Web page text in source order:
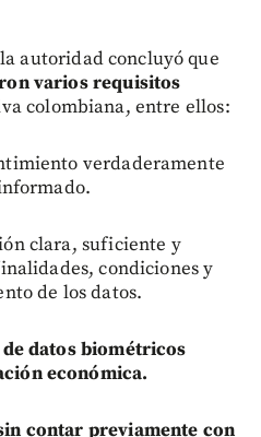
autoridad concluyó que
varios requisitos
colombiana, entre ellos:
verdaderamente
clara, suficiente y
condiciones y
de los datos.
datos biométricos
económica.
contar previamente con